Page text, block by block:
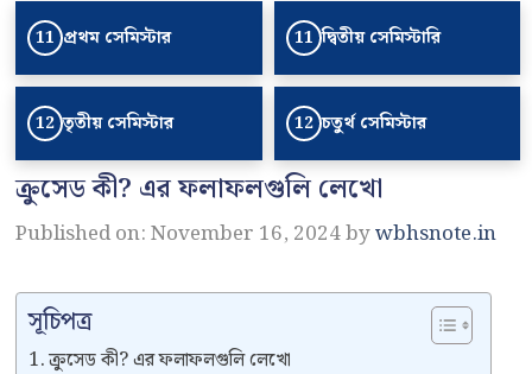
11 প্রথম সেমিস্টার 11 দ্বিতীয় সেমিস্টারি
12 তৃতীয় সেমিস্টার 12 চতুর্থ সেমিস্টার
ক্রুসেড কী? এর ফলাফলগুলি লেখো
Published on: November 16, 2024bywbhsnote.in
সূচিপত্র
ক্রুসেড কী? এর ফলাফলগুলি লেখো